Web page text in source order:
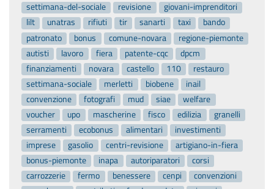
settimana-del-sociale
revisione
giovani-imprenditori
lilt
unatras rifiuti tir sanarti taxi
bando
patronato
bonus comune-novara
regione-piemonte
autisti
lavoro fiera patente-cqc
dpcm
finanziamenti
novara castello 110
restauro
settimana-sociale
merletti biobene
inail
convenzione
fotografi mud siae
welfare
voucher
upo mascherine fisco edilizia
granelli
serramenti
ecobonus alimentari
investimenti
imprese
gasolio centri-revisione
artigiano-in-fiera
bonus-piemonte
inapa autoriparatori
corsi
carrozzerie
fermo benessere cenpi
convenzioni